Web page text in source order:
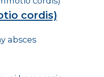
cordis)